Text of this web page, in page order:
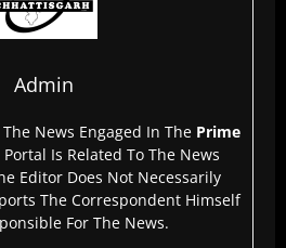
Admin
News Engaged In The Prime
Portal Is Related To The News
Editor Does Not Necessarily
The Correspondent Himself
For The News.